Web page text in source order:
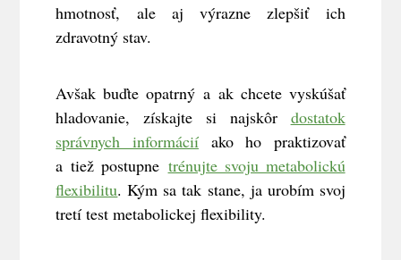
hmotnosť, ale aj výrazne zlepšiť ich
zdravotný stav.
Avšak buďte opatrný a ak chcete vyskúšať
hladovanie, získajte si najskôr dostatok
správnych informáciíako ho praktizovať
a tiež postupne trénujte svoju metabolickú
flexibilitu. Kým sa tak stane, ja urobím svoj
tretí test metabolickej flexibility.